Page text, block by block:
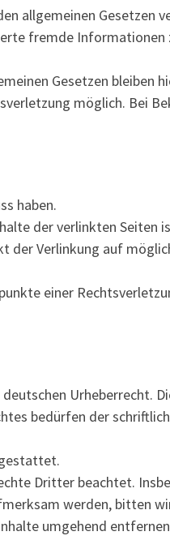
allgemeinen Gesetzen
fremde Informationen
Gesetzen bleiben
möglich. Bei
haben.
der verlinkten Seiten
der Verlinkung auf
einer
Urheberrecht.
bedürfen der
Dritter beachtet.
werden, bitten
umgehend